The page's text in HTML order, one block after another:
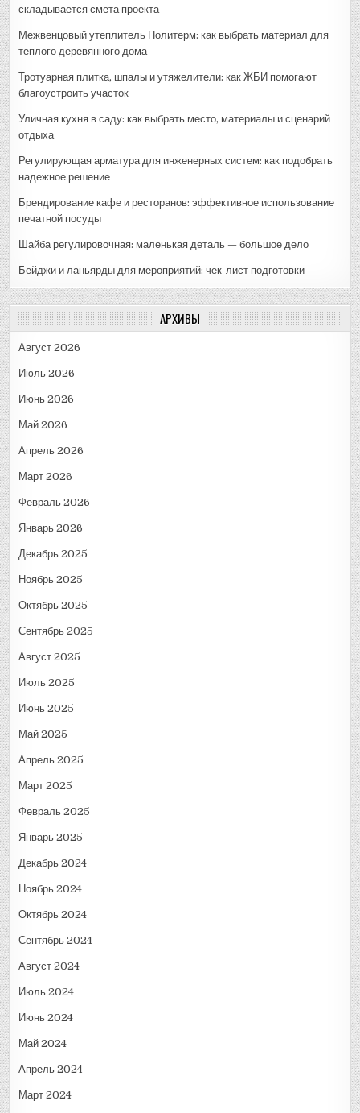
складывается смета проекта
Межвенцовый утеплитель Политерм: как выбрать материал для
теплого деревянного дома
Тротуарная плитка, шпалы и утяжелители: как ЖБИ помогают
благоустроить участок
Уличная кухня в саду: как выбрать место, материалы и сценарий
отдыха
Регулирующая арматура для инженерных систем: как подобрать
надежное решение
Брендирование кафе и ресторанов: эффективное использование
печатной посуды
Шайба регулировочная: маленькая деталь — большое дело
Бейджи и ланьярды для мероприятий: чек-лист подготовки
АРХИВЫ
Август 2026
Июль 2026
Июнь 2026
Май 2026
Апрель 2026
Март 2026
Февраль 2026
Январь 2026
Декабрь 2025
Ноябрь 2025
Октябрь 2025
Сентябрь 2025
Август 2025
Июль 2025
Июнь 2025
Май 2025
Апрель 2025
Март 2025
Февраль 2025
Январь 2025
Декабрь 2024
Ноябрь 2024
Октябрь 2024
Сентябрь 2024
Август 2024
Июль 2024
Июнь 2024
Май 2024
Апрель 2024
Март 2024